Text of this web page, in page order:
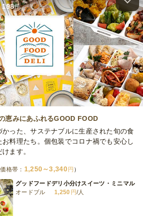
満点！Q-point自慢のお肉プラン
オードブル
1,750円/人
満点！Q-point定番洋食プラン
オードブル
1,650円 /人
Q-Pointの豪華和洋バラエティプラン
198件
恵みにあふれるGOOD FOOD
った、サステナブルに生産された旬の食
料理たち。個包装でコロナ禍でも安心し
ます。
価格帯： 1,250～3,340 円
グッドフードデリ小分けスイーツ・ミニマル
オードブル
1,250 円/人